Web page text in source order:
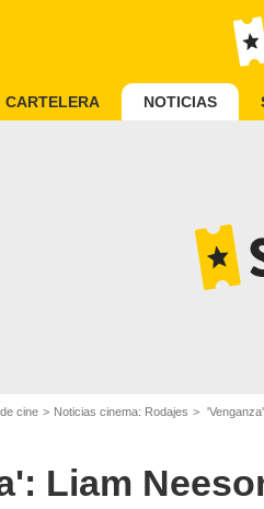
CARTELERA NOTICIAS
cine Noticias cinema: Rodajes
Liam